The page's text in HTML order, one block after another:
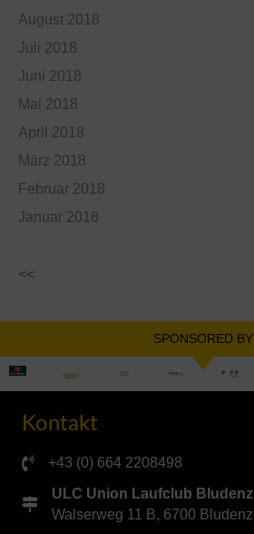
August 2018
Juli 2018
Juni 2018
Mai 2018
April 2018
März 2018
Februar 2018
Januar 2018
<<
SPONSORED BY
Kontakt
+43 (0) 664 2208498
ULC Union Laufclub Bludenz
Walserweg 11 B, 6700 Bludenz